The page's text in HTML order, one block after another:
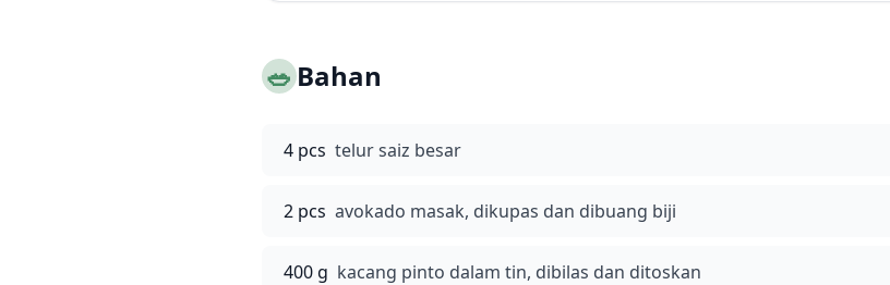
🥗Bahan
4 pcs telur saiz besar
2 pcs avokado masak, dikupas dan dibuang biji
400 g kacang pinto dalam tin, dibilas dan ditoskan